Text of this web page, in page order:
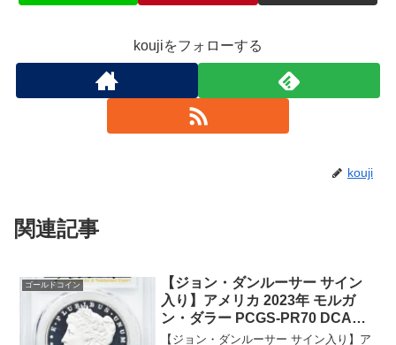
koujiをフォローする
kouji
関連記事
ゴールドコイン
【ジョン・ダンルーサー サイン
入り】アメリカ 2023年 モルガ
ン・ダラー PCGS-PR70 DCAM
アドバンスド・リリース
【ジョン・ダンルーサー サイン入り】ア